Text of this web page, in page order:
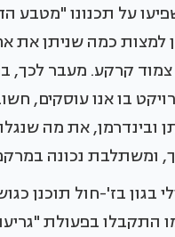
על תכנונו "מטבע
למצות כמה שניתן את
קרקע. מעבר לכך,
בו אנו עוסקים,
ובינדרמן, את מה
ומשתלבת נכונה
בגון בז'-חול תוכנן
התקבלו בפעולת